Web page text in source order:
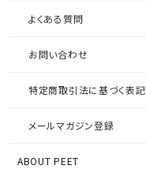
よくある質問
お問い合わせ
特定商取引法に基づく表記
メールマガジン登録
ABOUT PEET